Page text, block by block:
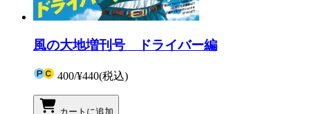
風の大地増刊号 ドライバー編
400/¥440(税込)
カートに追加